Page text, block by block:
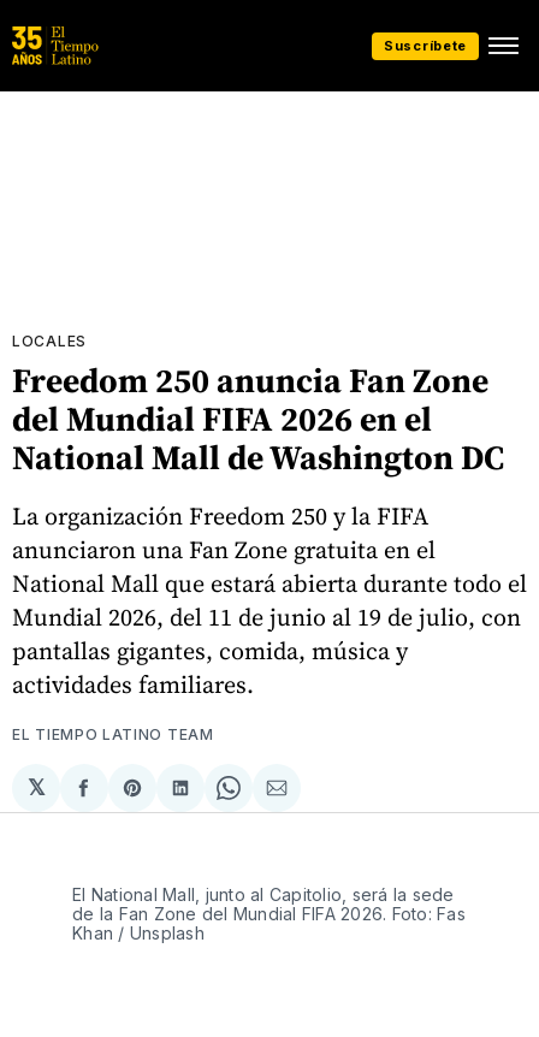
Suscríbete
LOCALES
Freedom 250 anuncia Fan Zone
del Mundial FIFA 2026 en el
National Mall de Washington DC
La organización Freedom 250 y la FIFA
anunciaron una Fan Zone gratuita en el
National Mall que estará abierta durante todo el
Mundial 2026, del 11 de junio al 19 de julio, con
pantallas gigantes, comida, música y
actividades familiares.
EL TIEMPO LATINO TEAM
𝕏
Compartir
en
Share
on
Compartir
en
Share
on
Compartir
via
El National Mall, junto al Capitolio, será la sede
de la Fan Zone del Mundial FIFA 2026. Foto: Fas
Khan / Unsplash